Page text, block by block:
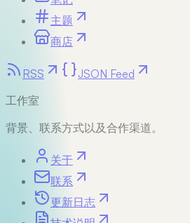
主题
商店
RSS
JSON Feed
工作室
背景、联系方式以及合作渠道。
关于
联系
更新日志